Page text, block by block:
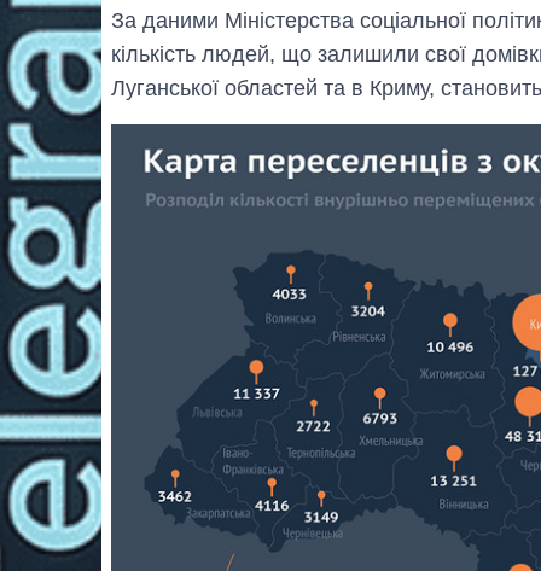
За даними Міністерства соціальної
кількість людей, що залишили свої
Луганської областей та в Криму,